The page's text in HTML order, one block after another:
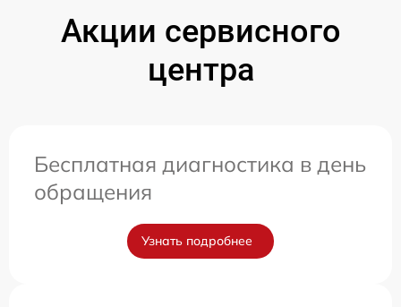
Акции сервисного
центра
Бесплатная диагностика в день
обращения
Узнать подробнее